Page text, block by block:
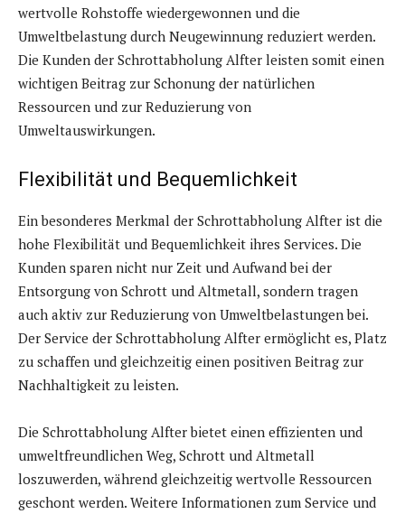
wertvolle Rohstoffe wiedergewonnen und die
Umweltbelastung durch Neugewinnung reduziert werden.
Die Kunden der Schrottabholung Alfter leisten somit einen
wichtigen Beitrag zur Schonung der natürlichen
Ressourcen und zur Reduzierung von
Umweltauswirkungen.
Flexibilität und Bequemlichkeit
Ein besonderes Merkmal der Schrottabholung Alfter ist die
hohe Flexibilität und Bequemlichkeit ihres Services. Die
Kunden sparen nicht nur Zeit und Aufwand bei der
Entsorgung von Schrott und Altmetall, sondern tragen
auch aktiv zur Reduzierung von Umweltbelastungen bei.
Der Service der Schrottabholung Alfter ermöglicht es, Platz
zu schaffen und gleichzeitig einen positiven Beitrag zur
Nachhaltigkeit zu leisten.
Die Schrottabholung Alfter bietet einen effizienten und
umweltfreundlichen Weg, Schrott und Altmetall
loszuwerden, während gleichzeitig wertvolle Ressourcen
geschont werden. Weitere Informationen zum Service und